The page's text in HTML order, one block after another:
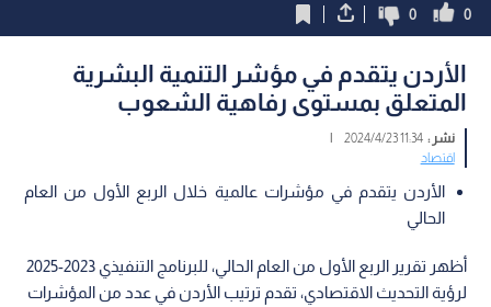
0
0
الأردن يتقدم في مؤشر التنمية البشرية
المتعلق بمستوى رفاهية الشعوب
نشر :11:34 2024/4/23
|
اقتصاد
الأردن يتقدم في مؤشرات عالمية خلال الربع الأول من العام
الحالي
أظهر تقرير الربع الأول من العام الحالي، للبرنامج التنفيذي 2023-2025
لرؤية التحديث الاقتصادي، تقدم ترتيب الأردن في عدد من المؤشرات